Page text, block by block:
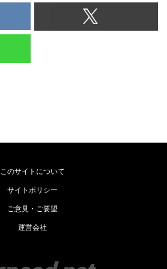
このサイトについて
サイトポリシー
ご意見・ご要望
運営会社